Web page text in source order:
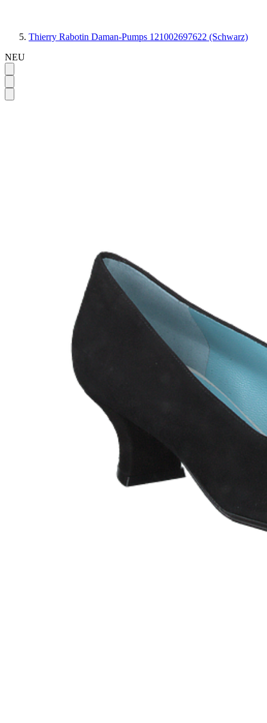
Thierry Rabotin Daman-Pumps 121002697622 (Schwarz)
NEU